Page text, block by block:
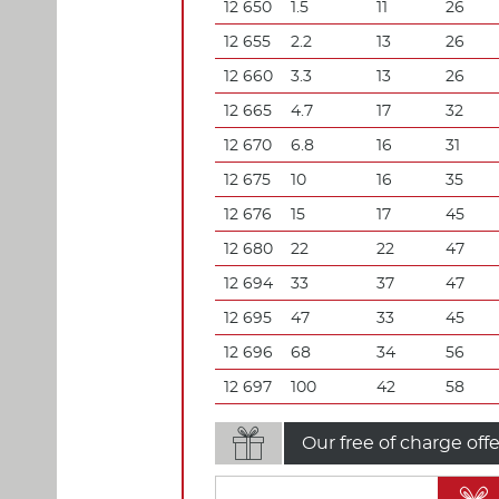
12 650
1.5 11
26
12 655
2.2 13
26
12 660
3.3 13
26
12 665
4.7 17
32
12 670
6.8 16
31
12 675
10 16
35
12 676
15 17
45
12 680
22 22
47
12 694
33 37
47
12 695
47 33
45
12 696
68 34
56
12 697
100 42 58
 Our free of charge